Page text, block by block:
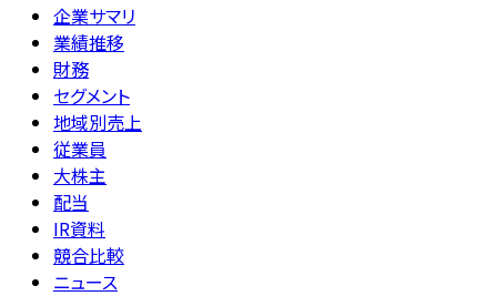
企業サマリ
業績推移
財務
セグメント
地域別売上
従業員
大株主
配当
IR資料
競合比較
ニュース